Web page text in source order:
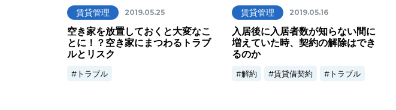
賃貸管理 2019.05.25
空き家を放置しておくと大変なこ
とに！？空き家にまつわるトラブ
ルとリスク
トラブル
賃貸管理 2019.05.16
入居後に入居者数が知らない間に
増えていた時、契約の解除はでき
るのか
解約 賃貸借契約 トラブル